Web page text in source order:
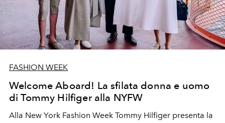
FASHION WEEK
Welcome Aboard! La sfilata donna e uomo
di Tommy Hilfiger alla NYFW
Alla New York Fashion Week Tommy Hilfiger presenta la